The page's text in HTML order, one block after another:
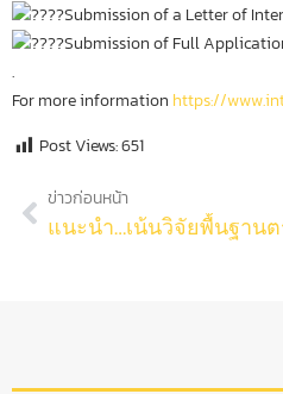
Submission of a Letter of
Submission of Full
.
For more information https://
Post Views:651
ข่าวก่อนหน้า
แนะนำ…เน้นวิจัยพื้นฐาน